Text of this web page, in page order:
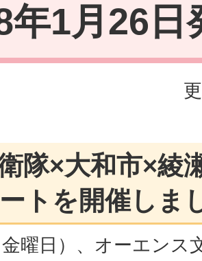
年1月26日
隊×大和市×綾
トを開催しま
曜日）、オーエンス